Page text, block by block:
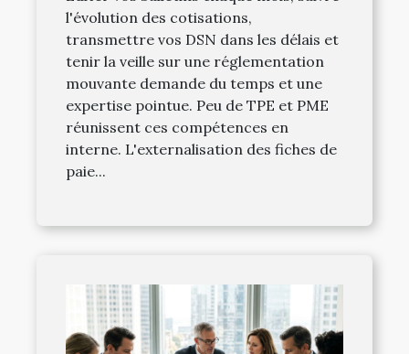
l'évolution des cotisations,
transmettre vos DSN dans les délais et
tenir la veille sur une réglementation
mouvante demande du temps et une
expertise pointue. Peu de TPE et PME
réunissent ces compétences en
interne. L'externalisation des fiches de
paie...